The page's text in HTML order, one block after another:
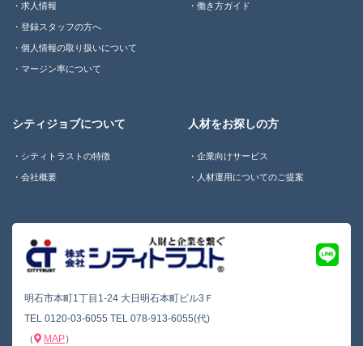
明石市本町1丁目1-24 大日明石本町ビル3Ｆ
TEL 0120-03-6055 TEL 078-913-6055(代)
（
MAP）
求人情報
登録スタッフの方へ
個人情報の取り扱いについて
マージン率について
働き方ガイド
シティジョブについて
シティトラストの特徴
会社概要
人材をお探しの方
企業向けサービス
人材運用についてのご提案